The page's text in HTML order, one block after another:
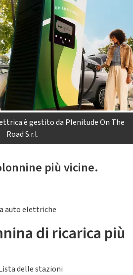
è gestito da Plenitude On The
Road S.r.l.
più vicine.
auto elettriche
di ricarica più
delle stazioni